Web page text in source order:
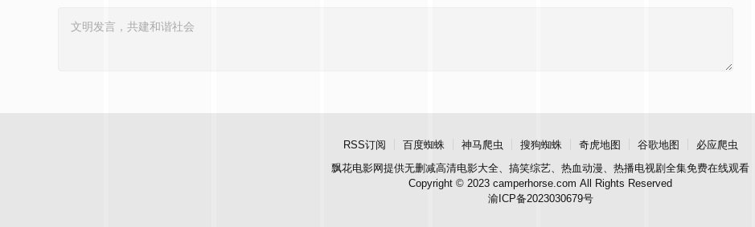
RSS订阅 百度蜘蛛 神马爬虫 搜狗蜘蛛 奇虎地图 谷歌地图
必应爬虫
飘花电影网提供无删减高清电影大全、搞笑综艺、热血动漫、热播电视剧全集免费在线观看
Copyright © 2023 camperhorse.com All Rights Reserved
渝ICP备2023030679号